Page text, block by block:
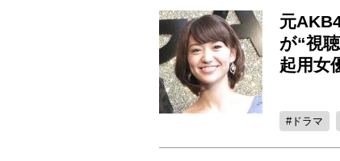
元
が“視
起用女
ドラマ